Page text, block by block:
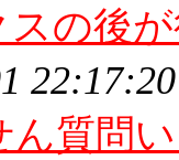
スの後
22:17:20
ん質問